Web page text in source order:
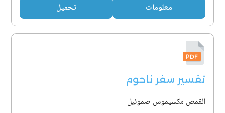
معلومات تحميل
تفسير سفر ناحوم
القمص مكسيموس صموئيل